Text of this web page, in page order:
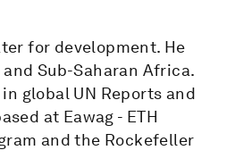
for development. He
Sub-Saharan Africa.
global UN Reports and
at Eawag - ETH
and the Rockefeller